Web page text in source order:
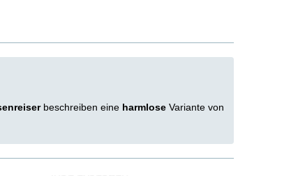
beschreiben eine harmlose Variante von